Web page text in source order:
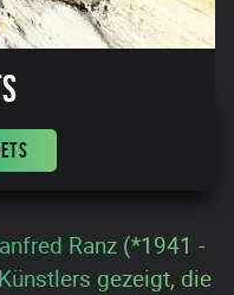
Ranz (*1941 -
gezeigt, die